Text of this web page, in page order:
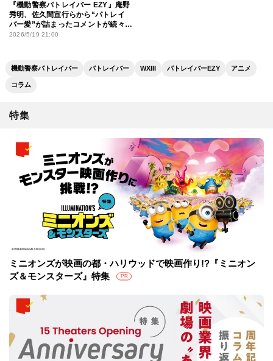
『機動警察パトレイバー EZY』庵野
秀明、佐久間宣行らから“パトレイ
バー愛”が詰まったコメントが続々！
さらに2週目入場者特典も解禁
2026/5/19 21:00
機動警察パトレイバー パトレイバー WXIII パトレイバーEZY アニメ
コラム
特集
ミニオンズが映画の都・ハリウッドで映画作り!?『ミニオン
ズ＆モンスターズ』特集
PR